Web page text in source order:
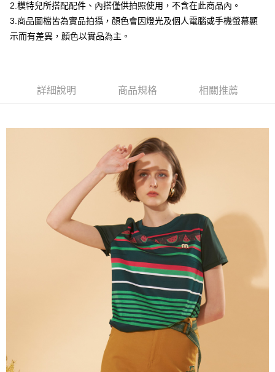
台新國際商業銀行
中國信託商業銀行
台灣樂天信用卡公司
Google Pay
大哥付你分期
2.付款方式選擇「大哥付你分期」，訂單成立後會自動跳轉到大哥付的交易
流程，驗證手機門號後，選擇欲分期的期數、繳款截止日，確認付款後即完
4.訂單成立30分鐘內，如未前往確認交易或遇審核未通過，訂單將自動取
消。如遇「轉專審核」未通過狀況，表示未達大哥付你分期系統評分，恕無
1.分期款項不併入電信帳單，「大哥付你分期」於每月結算日後寄送繳費提
2.透過簡訊連結打開帳單後，可選擇「超商條碼／台灣大直營門市／銀行轉
帳／街口支付／iPASS MONEY」等通路繳費。
【注意事項】
1.本服務係由「台灣大哥大股份有限公司」（以下簡稱本公司）所提供，讓
用戶於交易時，得透過本服務購買商品或服務，並由商店將買賣／分期付款
買賣價金債權讓與本公司後，依約使用本公司帳單繳交帳款。
2.基於同意付款使用「大哥付你分期」之契約關係目的，商店將以您的個人
資料（包含姓名、電話或地址）提供予台灣大哥大進項蒐集、處理及利用，
由本公司與您本人進行分期帳單所需資料之確認、核對及更正。
3.完整用戶服務條款，請詳閱以下連結：https://oppay.tw/userRule
相關說明
２．便利：只要手機號碼，簡訊認證，即可結帳。
３．安心：先確認商品／服務後，再付款。
【「AFTEE先享後付」結帳流程】
１．於結帳方式選擇「AFTEE先享後付」後，將跳轉至「AFTEE先享後付」
結帳頁面，進行簡訊認證並確認金額後，即可完成結帳。
２．訂單成立數日內，您將收到繳費通知簡訊。
３．收到繳費通知簡訊後14天內，點擊此簡訊中的連結，可透過四大超商／
ATM／網路銀行／等多元方式進行付款，方視為交易完成。
※ 請注意：結帳手續完成當下不需立刻繳費，但若您需要取消訂單，請聯絡
購買商品的店家。未經商家同意取消之訂單仍視為有效，需透過AFTEE先享
※ 交易是否成功請以「AFTEE先享後付 」之結帳頁面顯示為準，若有關於
是否繳費成功／繳費後需取消欲退款等相關疑問，請聯繫「AFTEE先享後付
https://netprotections.freshdesk.com/support/home
１．透過由恩沛科技股份有限公司提供之「AFTEE先享後付」服務完成之交
易，需依本服務之必要範圍內提供個人資料，並將交易相關給付款項請求債
權轉讓予恩沛科技股份有限公司。
２．關於個人資料處理事宜，請瀏覽以下網址：
每筆NT$120，滿NT$2,000(含以上)免運費
7-11取貨付款
每筆NT$120，滿NT$2,000(含以上)免運費
每筆NT$120，滿NT$2,000(含以上)免運費
2.模特兒所搭配配件、內搭僅供拍照使用，不含在此商品內。
3.商品圖檔皆為實品拍攝，顏色會因燈光及個人電腦或手機螢幕顯
示而有差異，顏色以實品為主。
詳細說明 商品規格 相關推薦